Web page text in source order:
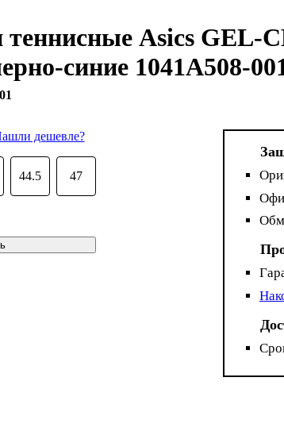
теннисные Asics GEL-
синие 1041A508-
дешевле?
44.5 47